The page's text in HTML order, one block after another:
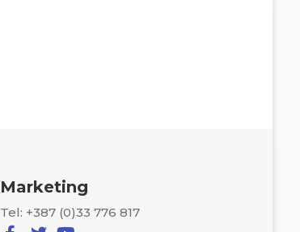
Marketing
Tel: +387 (0)33 776 817